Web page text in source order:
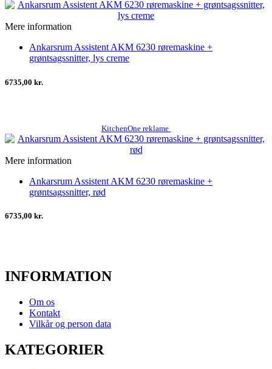
Mere information
Ankarsrum Assistent AKM 6230 røremaskine +
grøntsagssnitter, lys creme
6735,00 kr.
KitchenOne reklame
Mere information
Ankarsrum Assistent AKM 6230 røremaskine +
grøntsagssnitter, rød
6735,00 kr.
INFORMATION
Om os
Kontakt
Vilkår og person data
KATEGORIER